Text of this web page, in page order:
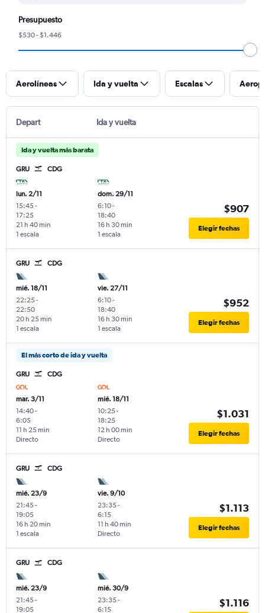
Presupuesto
$530 - $1.446
Aerolíneas Ida y vuelta Escalas
Depart Ida y vuelta
Ida y vuelta más barata
GRU CDG
lun. 2/11
15:45-
17:25
1 escala
21 h 40 min
dom. 29/11
6:10-
18:40
1 escala
16 h 30 min
$907
Elegir fechas
GRU CDG
mié. 18/11
22:25-
22:50
1 escala
20 h 25 min
vie. 27/11
6:10-
18:40
1 escala
16 h 30 min
$952
Elegir fechas
El más corto de ida y vuelta
GRU CDG
mar. 3/11
14:40-
6:05
Directo
11 h 25 min
mié. 18/11
10:25-
18:25
Directo
12 h 00 min
$1.031
Elegir fechas
GRU CDG
mié. 23/9
21:45-
19:05
1 escala
16 h 20 min
vie. 9/10
23:35-
6:15
Directo
11 h 40 min
$1.113
Elegir fechas
GRU CDG
mié. 23/9
21:45-
19:05
mié. 30/9
23:35-
6:15
$1.116